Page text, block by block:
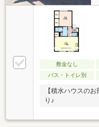
敷金なし
バス・トイレ別
【積水ハウスの
り♪